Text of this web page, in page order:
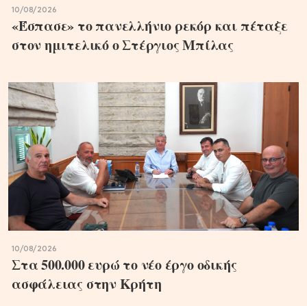
10/08/2026
«Έσπασε» το πανελλήνιο ρεκόρ και πέταξε
στον ημιτελικό ο Στέργιος Μπίλας
10/08/2026
Στα 500.000 ευρώ το νέο έργο οδικής
ασφάλειας στην Κρήτη